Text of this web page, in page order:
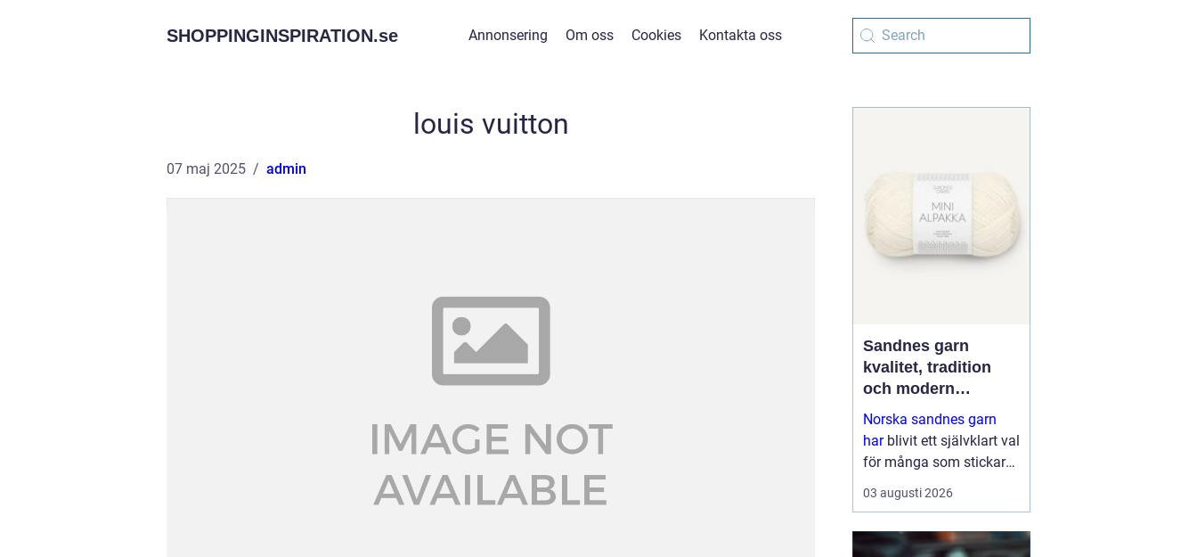
SHOPPINGINSPIRATION.se Annonsering Om oss Cookies Kontakta oss
louis vuitton
07 maj 2025 admin
Sandnes garn
kvalitet, tradition
och modern
stickglädje
Norska sandnes garn
harblivit ett självklart val
för många som stickar
och virkar i Sverige.
Kombinationen av hög
färger och mönster som
03 augusti 2026